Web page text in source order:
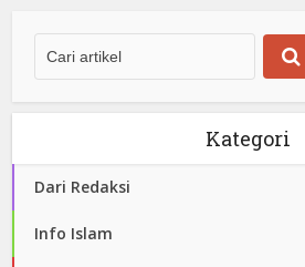
Kategori
Dari Redaksi
Info Islam